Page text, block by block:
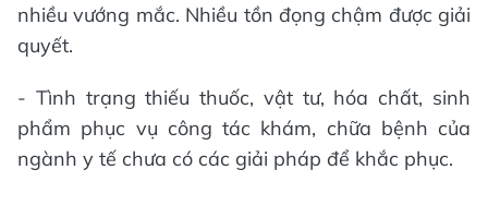
nhiều vướng mắc. Nhiều tồn đọng chậm được giải
quyết.
- Tình trạng thiếu thuốc, vật tư, hóa chất, sinh
phẩm phục vụ công tác khám, chữa bệnh của
ngành y tế chưa có các giải pháp để khắc phục.